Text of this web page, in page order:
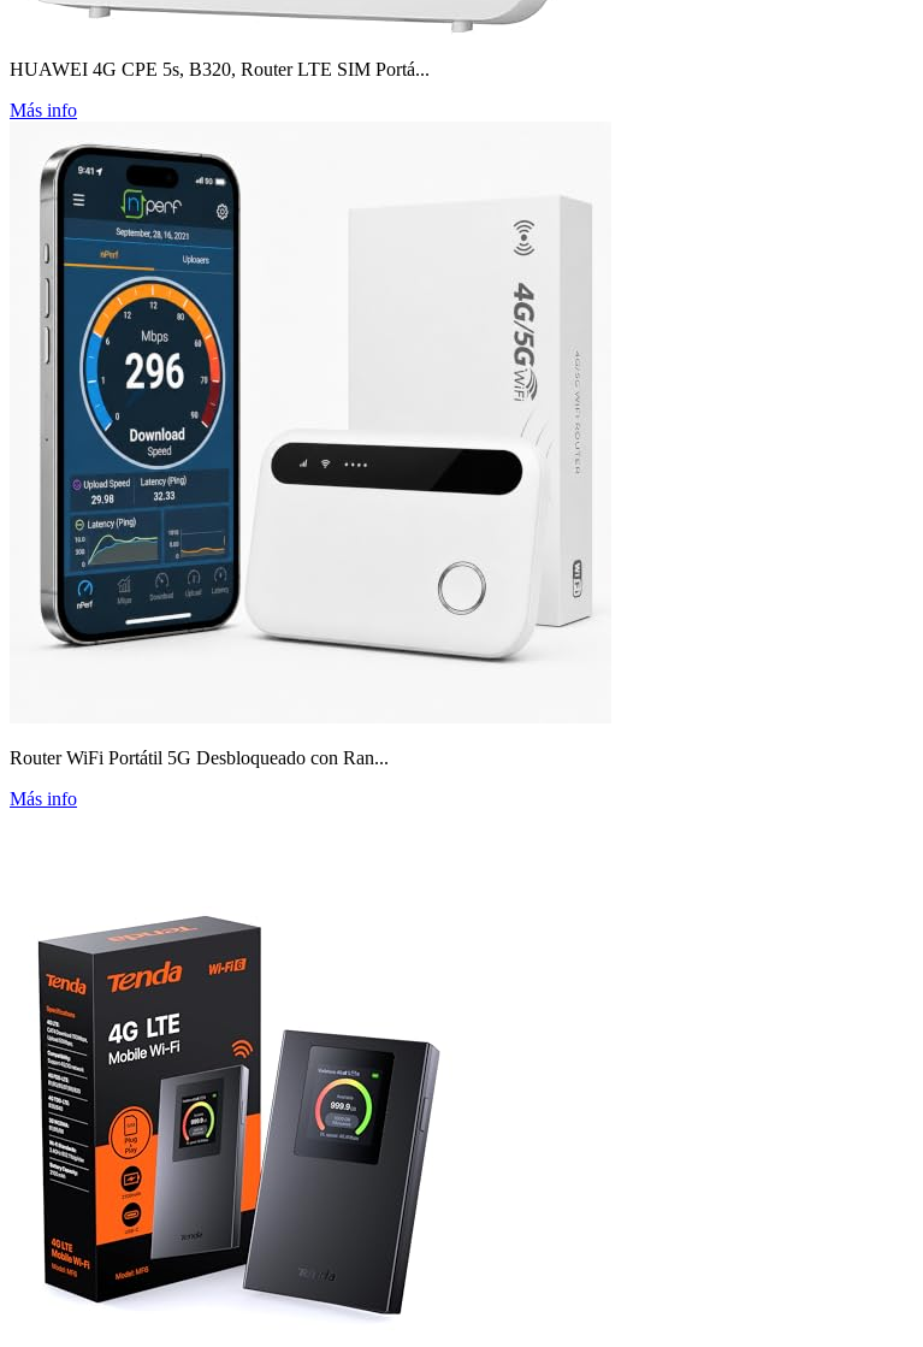
HUAWEI 4G CPE 5s, B320, Router LTE SIM Portá...
Más info
Router WiFi Portátil 5G Desbloqueado con Ran...
Más info